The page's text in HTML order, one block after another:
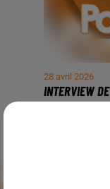
28 avril 2026
INTERVIEW
L'EUROPE